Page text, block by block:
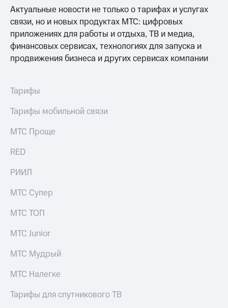
Актуальные новости не только о тарифах и услугах
связи, но и новых продуктах МТС: цифровых
приложениях для работы и отдыха, ТВ и медиа,
финансовых сервисах, технологиях для запуска и
продвижения бизнеса и других сервисах компании
Тарифы
Тарифы мобильной связи
МТС Проще
RED
РИИЛ
МТС Супер
МТС ТОП
МТС Junior
МТС Мудрый
МТС Налегке
Тарифы для спутникового ТВ